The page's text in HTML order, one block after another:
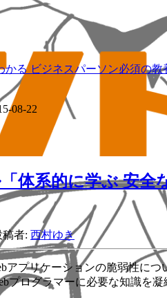
る ビジネスパーソン必須の教
08-22
体系的に学ぶ 安
稿者: 西村ゆき
アプリケーションの脆弱性に
プログラマーに必要な知識を